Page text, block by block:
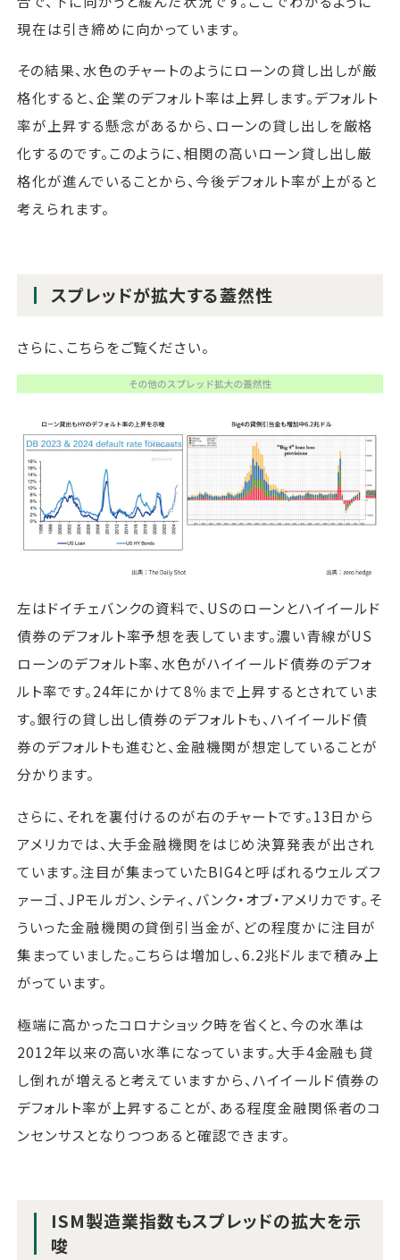
現在は引き締めに向かっています。
その結果、水色のチャートのようにローンの貸し出しが厳
格化すると、企業のデフォルト率は上昇します。デフォルト
率が上昇する懸念があるから、ローンの貸し出しを厳格
化するのです。このように、相関の高いローン貸し出し厳
格化が進んでいることから、今後デフォルト率が上がると
考えられます。
スプレッドが拡大する蓋然性
さらに、こちらをご覧ください。
左はドイチェバンクの資料で、USのローンとハイイールド
債券のデフォルト率予想を表しています。濃い青線がUS
ローンのデフォルト率、水色がハイイールド債券のデフォ
ルト率です。24年にかけて8％まで上昇するとされていま
す。銀行の貸し出し債券のデフォルトも、ハイイールド債
券のデフォルトも進むと、金融機関が想定していることが
分かります。
さらに、それを裏付けるのが右のチャートです。13日から
アメリカでは、大手金融機関をはじめ決算発表が出され
ています。注目が集まっていたBIG4と呼ばれるウェルズフ
ァーゴ、JPモルガン、シティ、バンク・オブ・アメリカです。そ
ういった金融機関の貸倒引当金が、どの程度かに注目が
集まっていました。こちらは増加し、6.2兆ドルまで積み上
がっています。
極端に高かったコロナショック時を省くと、今の水準は
2012年以来の高い水準になっています。大手4金融も貸
し倒れが増えると考えていますから、ハイイールド債券の
デフォルト率が上昇することが、ある程度金融関係者のコ
ンセンサスとなりつつあると確認できます。
ISM製造業指数もスプレッドの拡大を示
唆